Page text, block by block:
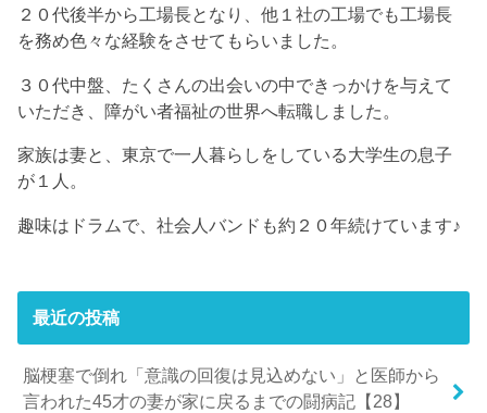
２０代後半から工場長となり、他１社の工場でも工場長
を務め色々な経験をさせてもらいました。
３０代中盤、たくさんの出会いの中できっかけを与えて
いただき、障がい者福祉の世界へ転職しました。
家族は妻と、東京で一人暮らしをしている大学生の息子
が１人。
趣味はドラムで、社会人バンドも約２０年続けています♪
最近の投稿
脳梗塞で倒れ「意識の回復は見込めない」と医師から
言われた45才の妻が家に戻るまでの闘病記【28】